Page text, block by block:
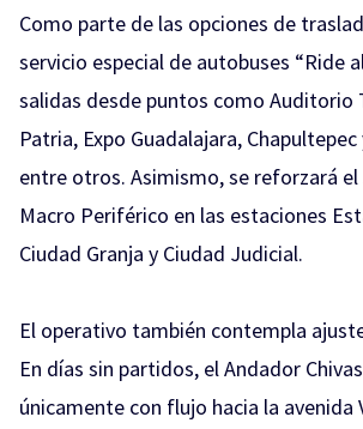
Como parte de las opciones de
servicio especial de autobuses “Ride
salidas desde puntos como Auditorio
Patria, Expo Guadalajara,
entre otros. Asimismo, se reforzará el
Macro Periférico en las estaciones
Ciudad Granja y Ciudad Judicial.
El operativo también contempla
En días sin partidos, el Andador
únicamente con flujo hacia la avenida